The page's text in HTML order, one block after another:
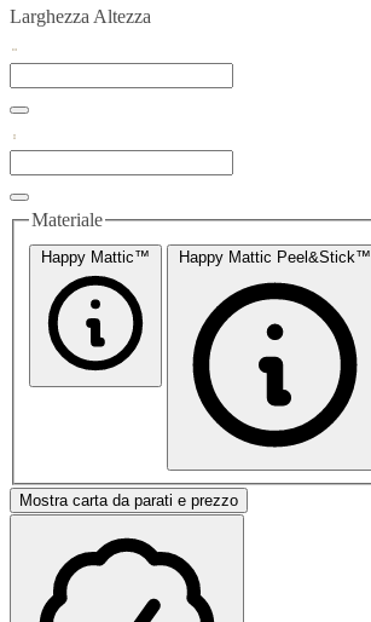
Larghezza Altezza
Materiale
Happy Mattic™ Happy Mattic Peel&Stick™
Mostra carta da parati e prezzo